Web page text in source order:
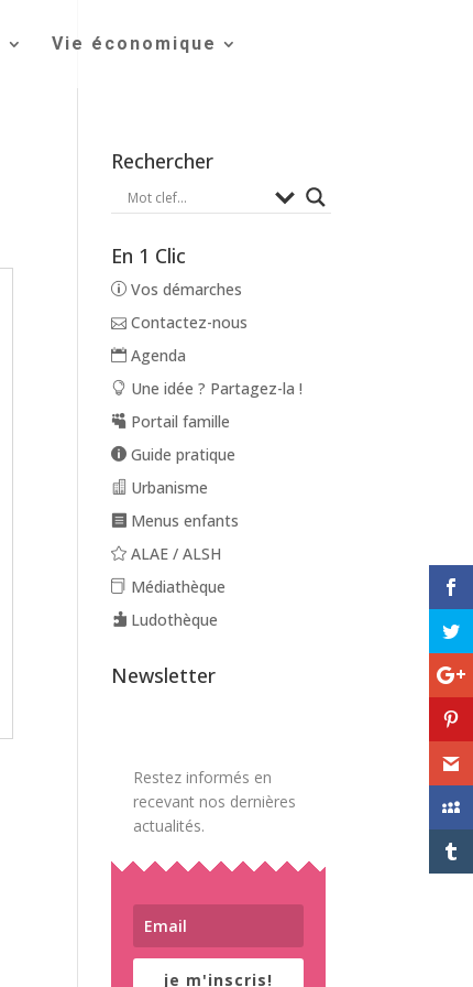
Vie économique
Rechercher
En 1 Clic
Vos démarches
Contactez-nous
Agenda
Une idée ? Partagez-la !
Portail famille
Guide pratique
Urbanisme
Menus enfants
ALAE / ALSH
Médiathèque
Ludothèque
Newsletter
Restez informés en
recevant nos dernières
actualités.
je m'inscris!